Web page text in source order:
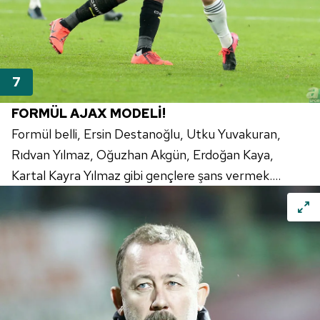
6698 sayılı Kişisel Verilerin Korunması Kanunu uyarınca
hazırlanmış Aydınlatma Metnimizi okumak ve sitemizde
ilgili mevzuata uygun olarak kullanılan çerezlerle ilgili bilgi
almak için lütfentıklayınız.
FORMÜL AJAX MODELİ!
Formül belli, Ersin Destanoğlu, Utku Yuvakuran,
Rıdvan Yılmaz, Oğuzhan Akgün, Erdoğan Kaya,
Kartal Kayra Yılmaz gibi gençlere şans vermek....